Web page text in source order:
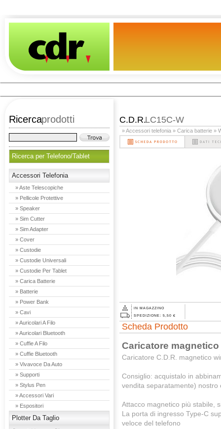
Ricercaprodotti
Ricerca per Telefono/Tablet
Accessori Telefonia
» Aste Telescopiche
» Pellicole Protettive
» Speaker
» Sim Cutter
» Sim Adapter
» Cover
» Custodie
» Custodie Universali
» Custodie Per Tablet
» Carica Batterie
» Batterie
» Power Bank
» Cavi
» Auricolari A Filo
» Auricolari Bluetooth
» Cuffie A Filo
» Cuffie Bluetooth
» Vivavoce Da Auto
» Supporti
» Stylus Pen
» Accessori Vari
» Espositori
Plotter Da Taglio
C.D.R.LC15C-W
» Accessori telefonia » Carica batterie »
IN MAGAZZINO
SPEDIZIONE: 5,50 €
Scheda Prodotto
Caricatore
Caricatore C.D.R. magnetico
Consiglio: acquistalo in
vendita separatamente) nostro
Attacco magnetico più stabile,
La porta di ingresso Type-C
veloce del telefono